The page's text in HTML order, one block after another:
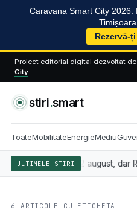
Caravana Smart City 2026:
Rezervă-
Proiect editorial digital dezvoltat de
City
stiri.smart
ToateMobilitateEnergieMediu
ULTIMELE STIRI
se aplică din 2 august, dar
6 ARTICOLE CU ETICHETA